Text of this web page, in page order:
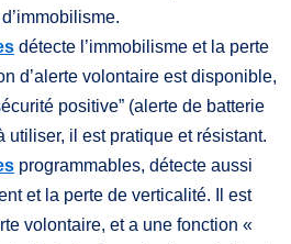
détecte l’immobilisme et la perte
d’alerte volontaire est disponible,
positive” (alerte de batterie
utiliser, il est pratique et résistant.
programmables, détecte aussi
et la perte de verticalité. Il est
volontaire, et a une fonction «